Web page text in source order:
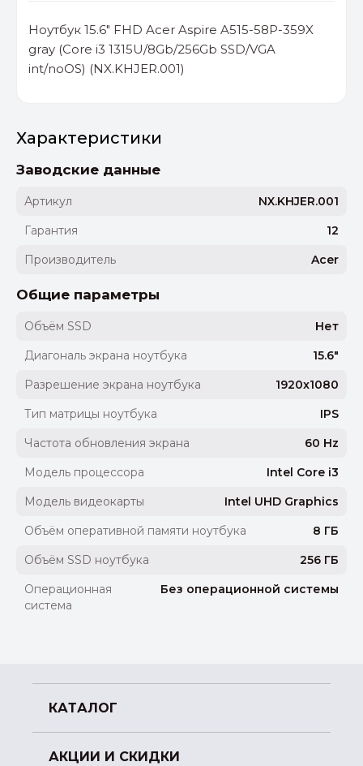
Ноутбук 15.6" FHD Acer Aspire A515-58P-359X
gray (Core i3 1315U/8Gb/256Gb SSD/VGA
int/noOS) (NX.KHJER.001)
Характеристики
Заводские данные
Артикул
NX.KHJER.001
Гарантия
12
Производитель
Acer
Общие параметры
Объём SSD
Нет
Диагональ экрана ноутбука
15.6"
Разрешение экрана ноутбука
1920x1080
Тип матрицы ноутбука
IPS
Частота обновления экрана
60 Hz
Модель процессора
Intel Core i3
Модель видеокарты
Intel UHD Graphics
Объём оперативной памяти ноутбука
8 ГБ
Объём SSD ноутбука
256 ГБ
Операционная
система
Без операционной системы
КАТАЛОГ
АКЦИИ И СКИДКИ